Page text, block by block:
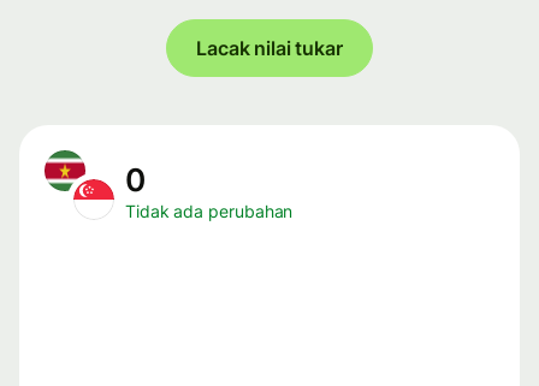
Lacak nilai tukar
0
Tidak ada perubahan